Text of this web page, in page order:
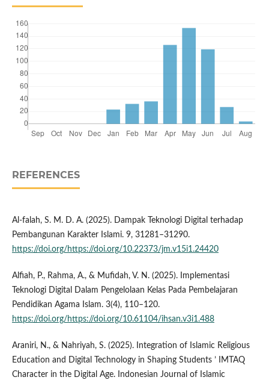
REFERENCES
Al-falah, S. M. D. A. (2025). Dampak Teknologi Digital terhadap
Pembangunan Karakter Islami. 9, 31281–31290.
https://doi.org/https://doi.org/10.22373/jm.v15i1.24420
Alfiah, P., Rahma, A., & Mufidah, V. N. (2025). Implementasi
Teknologi Digital Dalam Pengelolaan Kelas Pada Pembelajaran
Pendidikan Agama Islam. 3(4), 110–120.
https://doi.org/https://doi.org/10.61104/ihsan.v3i1.488
Araniri, N., & Nahriyah, S. (2025). Integration of Islamic Religious
Education and Digital Technology in Shaping Students ’ IMTAQ
Character in the Digital Age. Indonesian Journal of Islamic